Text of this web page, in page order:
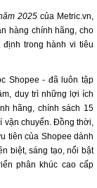
2025 của Metric.vn,
hàng chính hãng, cho
trong hành vi tiêu
Shopee - đã luôn tập
duy trì những lợi ích
hãng, chính sách 15
vận chuyển. Đồng thời,
tiên của Shopee dành
biệt, sáng tạo, nổi bật
phân khúc cao cấp